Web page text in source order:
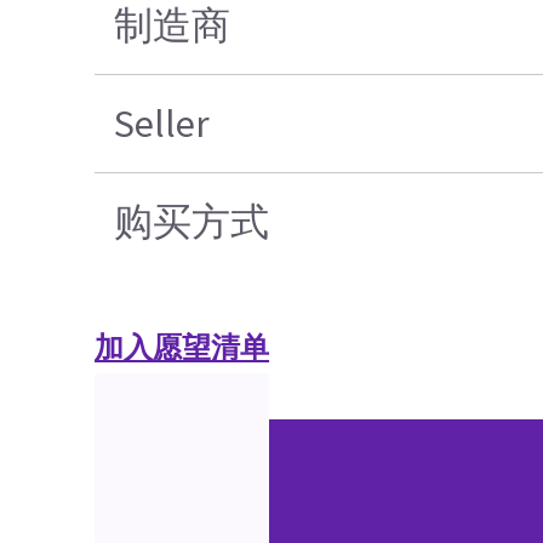
制造商
Seller
购买方式
加入愿望清单